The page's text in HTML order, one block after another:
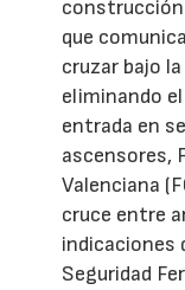
construcción
que
cruzar bajo
eliminando
entrada en
ascensores,
Valenciana
cruce entre
indicaciones
Seguridad